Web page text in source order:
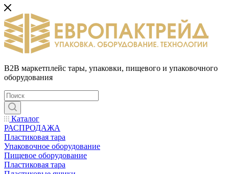
B2B маркетплейс тары, упаковки, пищевого и упаковочного
оборудования
Каталог
РАСПРОДАЖА
Пластиковая тара
Упаковочное оборудование
Пищевое оборудование
Пластиковая тара